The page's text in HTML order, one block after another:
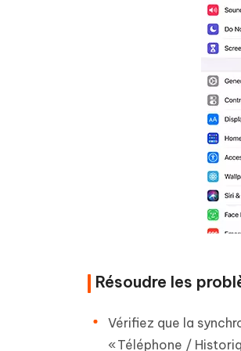
Résoudre les
Vérifiez que la
« Téléphone /